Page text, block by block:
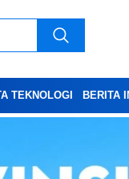
TEKNOLOGI BERITA